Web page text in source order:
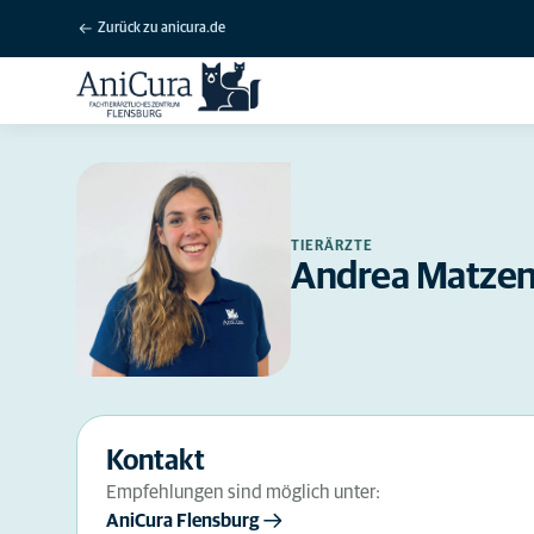
Zurück zu anicura.de
TIERÄRZTE
Andrea
Kontakt
Empfehlungen sind möglich unter:
AniCura Flensburg